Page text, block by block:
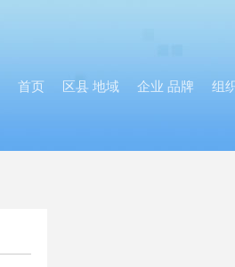
首页 区县 地域 企业 品牌 组